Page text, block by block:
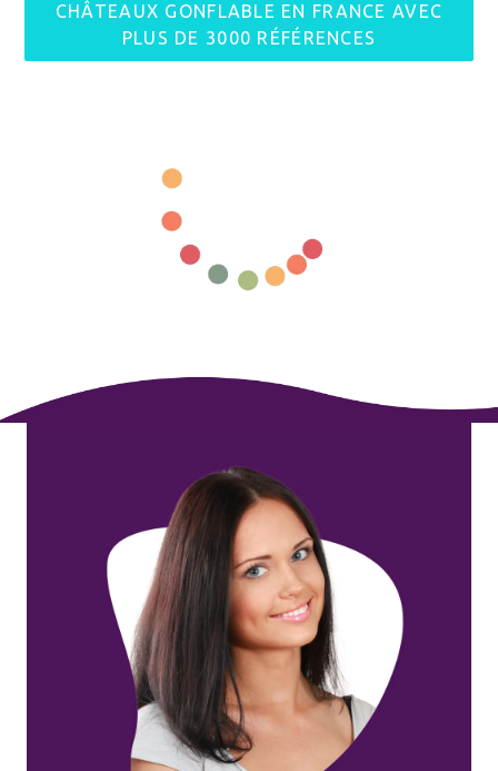
CHÂTEAUX GONFLABLE EN FRANCE AVEC
PLUS DE 3000 RÉFÉRENCES